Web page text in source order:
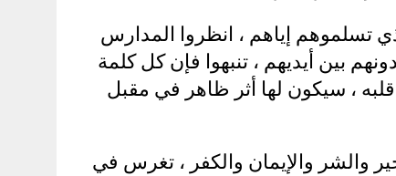
تسلموهم إياهم ، انظروا المدارس
بين أيديهم ، تنبهوا فإن كل كلمة
، سيكون لها أثر ظاهر في مقبل
والشر والإيمان والكفر ، تغرس في